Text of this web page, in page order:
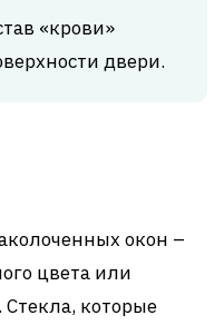
«крови»
двери.
окон –
цвета или
которые